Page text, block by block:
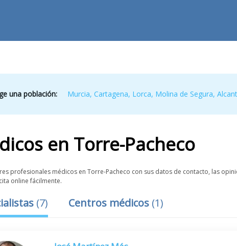
una población: Murcia,Cartagena, Lorca, Molina de Segura,
en Torre-Pacheco
profesionales médicos en Torre-Pacheco con sus datos de contacto, las
online fácilmente.
(7) Centros médicos (1)